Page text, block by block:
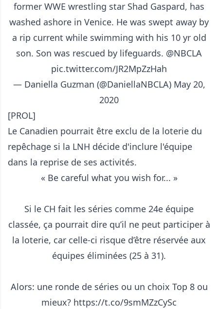
former WWE wrestling star Shad Gaspard, has
washed ashore in Venice. He was swept away by
a rip current while swimming with his 10 yr old
son. Son was rescued by lifeguards. @NBCLA
pic.twitter.com/JR2MpZzHah
— Daniella Guzman (@DaniellaNBCLA) May 20,
2020
[PROL]
Le Canadien pourrait être exclu de la loterie du
repêchage si la LNH décide d'inclure l'équipe
dans la reprise de ses activités.
« Be careful what you wish for... »
Si le CH fait les séries comme 24e équipe
classée, ça pourrait dire qu’il ne peut participer à
la loterie, car celle-ci risque d’être réservée aux
équipes éliminées (25 à 31).
Alors: une ronde de séries ou un choix Top 8 ou
mieux? https://t.co/9smMZzCySc